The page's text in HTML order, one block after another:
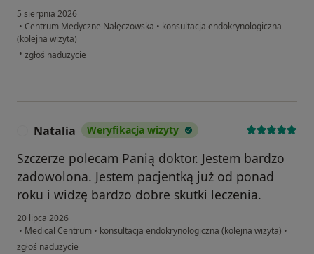
5 sierpnia 2026
• Centrum Medyczne Nałęczowska • konsultacja endokrynologiczna
(kolejna wizyta)
• w opinii użytkownika Małgorzata
zgłoś nadużycie
Natalia Weryfikacja wizyty
Szczerze polecam Panią doktor. Jestem bardzo
zadowolona. Jestem pacjentką już od ponad
roku i widzę bardzo dobre skutki leczenia.
20 lipca 2026
• Medical Centrum • konsultacja endokrynologiczna (kolejna wizyta) •
w opinii użytkownika Natalia
zgłoś nadużycie